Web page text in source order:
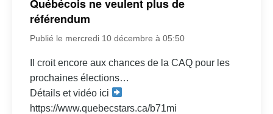
Québécois ne veulent plus de
référendum
Publié le mercredi 10 décembre à 05:50
Il croit encore aux chances de la CAQ pour les
prochaines élections…
Détails et vidéo ici
https://www.quebecstars.ca/b71mi